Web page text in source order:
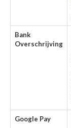
Bank
Overschrijving
Google Pay